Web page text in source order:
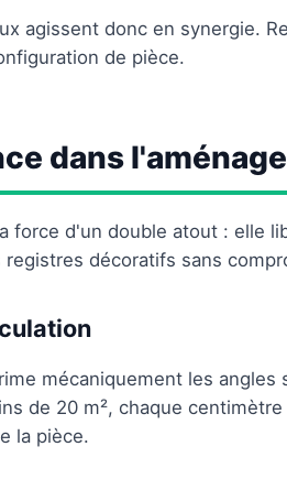
agissent donc en synergie.
de pièce.
dans
force d'un double atout : elle
décoratifs sans
mécaniquement les
de 20 m², chaque
la pièce.